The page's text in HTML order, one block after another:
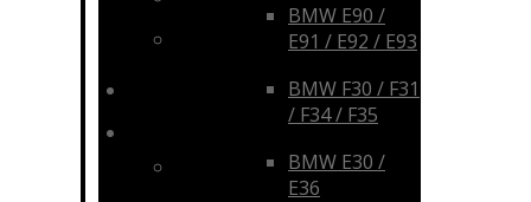
Puodelių laikikliai
Diagnostikos įranga
DRL žibintai / juostos
BMW E90 /
E91 / E92 / E93
BMW F30 / F31
/ F34 / F35
BMW E30 /
E36